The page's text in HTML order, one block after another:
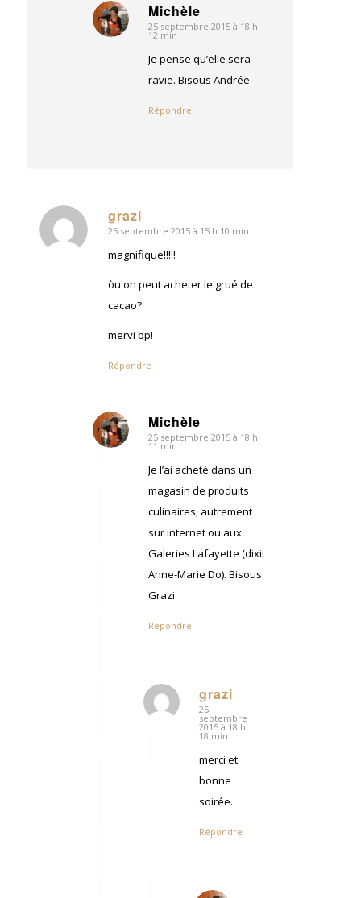
Michèle
dit
25 septembre 2015 à 18 h
12 min
Je pense qu’elle sera
ravie. Bisous Andrée
Répondre
grazi
dit
:
25 septembre 2015 à 15 h 10 min
magnifique!!!!!
òu on peut acheter le grué de
cacao?
mervi bp!
Répondre
Michèle
dit
25 septembre 2015 à 18 h
11 min
Je l’ai acheté dans un
magasin de produits
culinaires, autrement
sur internet ou aux
Galeries Lafayette (dixit
Anne-Marie Do). Bisous
Grazi
Répondre
grazi
dit
25
septembre
2015 à 18 h
18 min
merci et
bonne
soirée.
Répondre